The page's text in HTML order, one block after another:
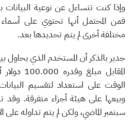
وإذا كنت تتساءل عن نوعية البيانات
فمن المحتمل أنها تحتوي على
مختلفة أخرى لم يتم تحديدها بعد.
جدير بالذكر أن المستخدم الذي يحاول
المقابل
الوقت على استعداد لتقسيم
سبتمبر الماضي، ولكن لم يتم تداوله على